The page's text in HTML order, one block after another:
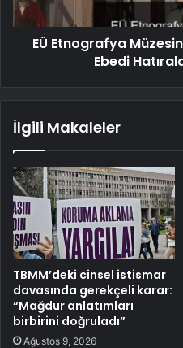
EÜ Etnografya
Ebedi
İlgili Makaleler
TBMM’deki cinsel istismar
davasında gerekçeli karar:
“Mağdur anlatımları
birbirini doğruladı”
Ağustos 9, 2026